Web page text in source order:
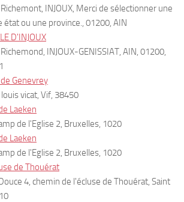
INJOUX, Merci de sélectionner une
état ou une province., 01200, AIN
D'INJOUX
INJOUX-GENISSIAT, AIN, 01200,
Genevrey
vicat, Vif, 38450
Laeken
de l'Eglise 2, Bruxelles, 1020
Laeken
de l'Eglise 2, Bruxelles, 1020
de Thouérat
4, chemin de l'écluse de Thouérat, Saint